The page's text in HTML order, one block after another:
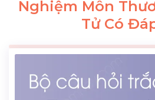
Nghiệm Môn
Tử Có